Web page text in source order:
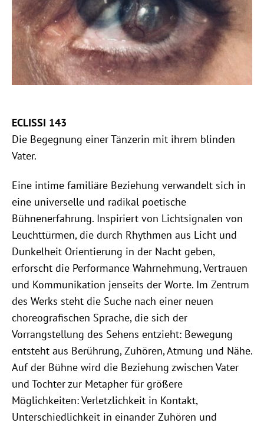
ECLISSI 143
Die Begegnung einer Tänzerin mit ihrem blinden
Vater.
Eine intime familiäre Beziehung verwandelt sich in
eine universelle und radikal poetische
Bühnenerfahrung. Inspiriert von Lichtsignalen von
Leuchttürmen, die durch Rhythmen aus Licht und
Dunkelheit Orientierung in der Nacht geben,
erforscht die Performance Wahrnehmung, Vertrauen
und Kommunikation jenseits der Worte. Im Zentrum
des Werks steht die Suche nach einer neuen
choreografischen Sprache, die sich der
Vorrangstellung des Sehens entzieht: Bewegung
entsteht aus Berührung, Zuhören, Atmung und Nähe.
Auf der Bühne wird die Beziehung zwischen Vater
und Tochter zur Metapher für größere
Möglichkeiten: Verletzlichkeit in Kontakt,
Unterschiedlichkeit in einander Zuhören und